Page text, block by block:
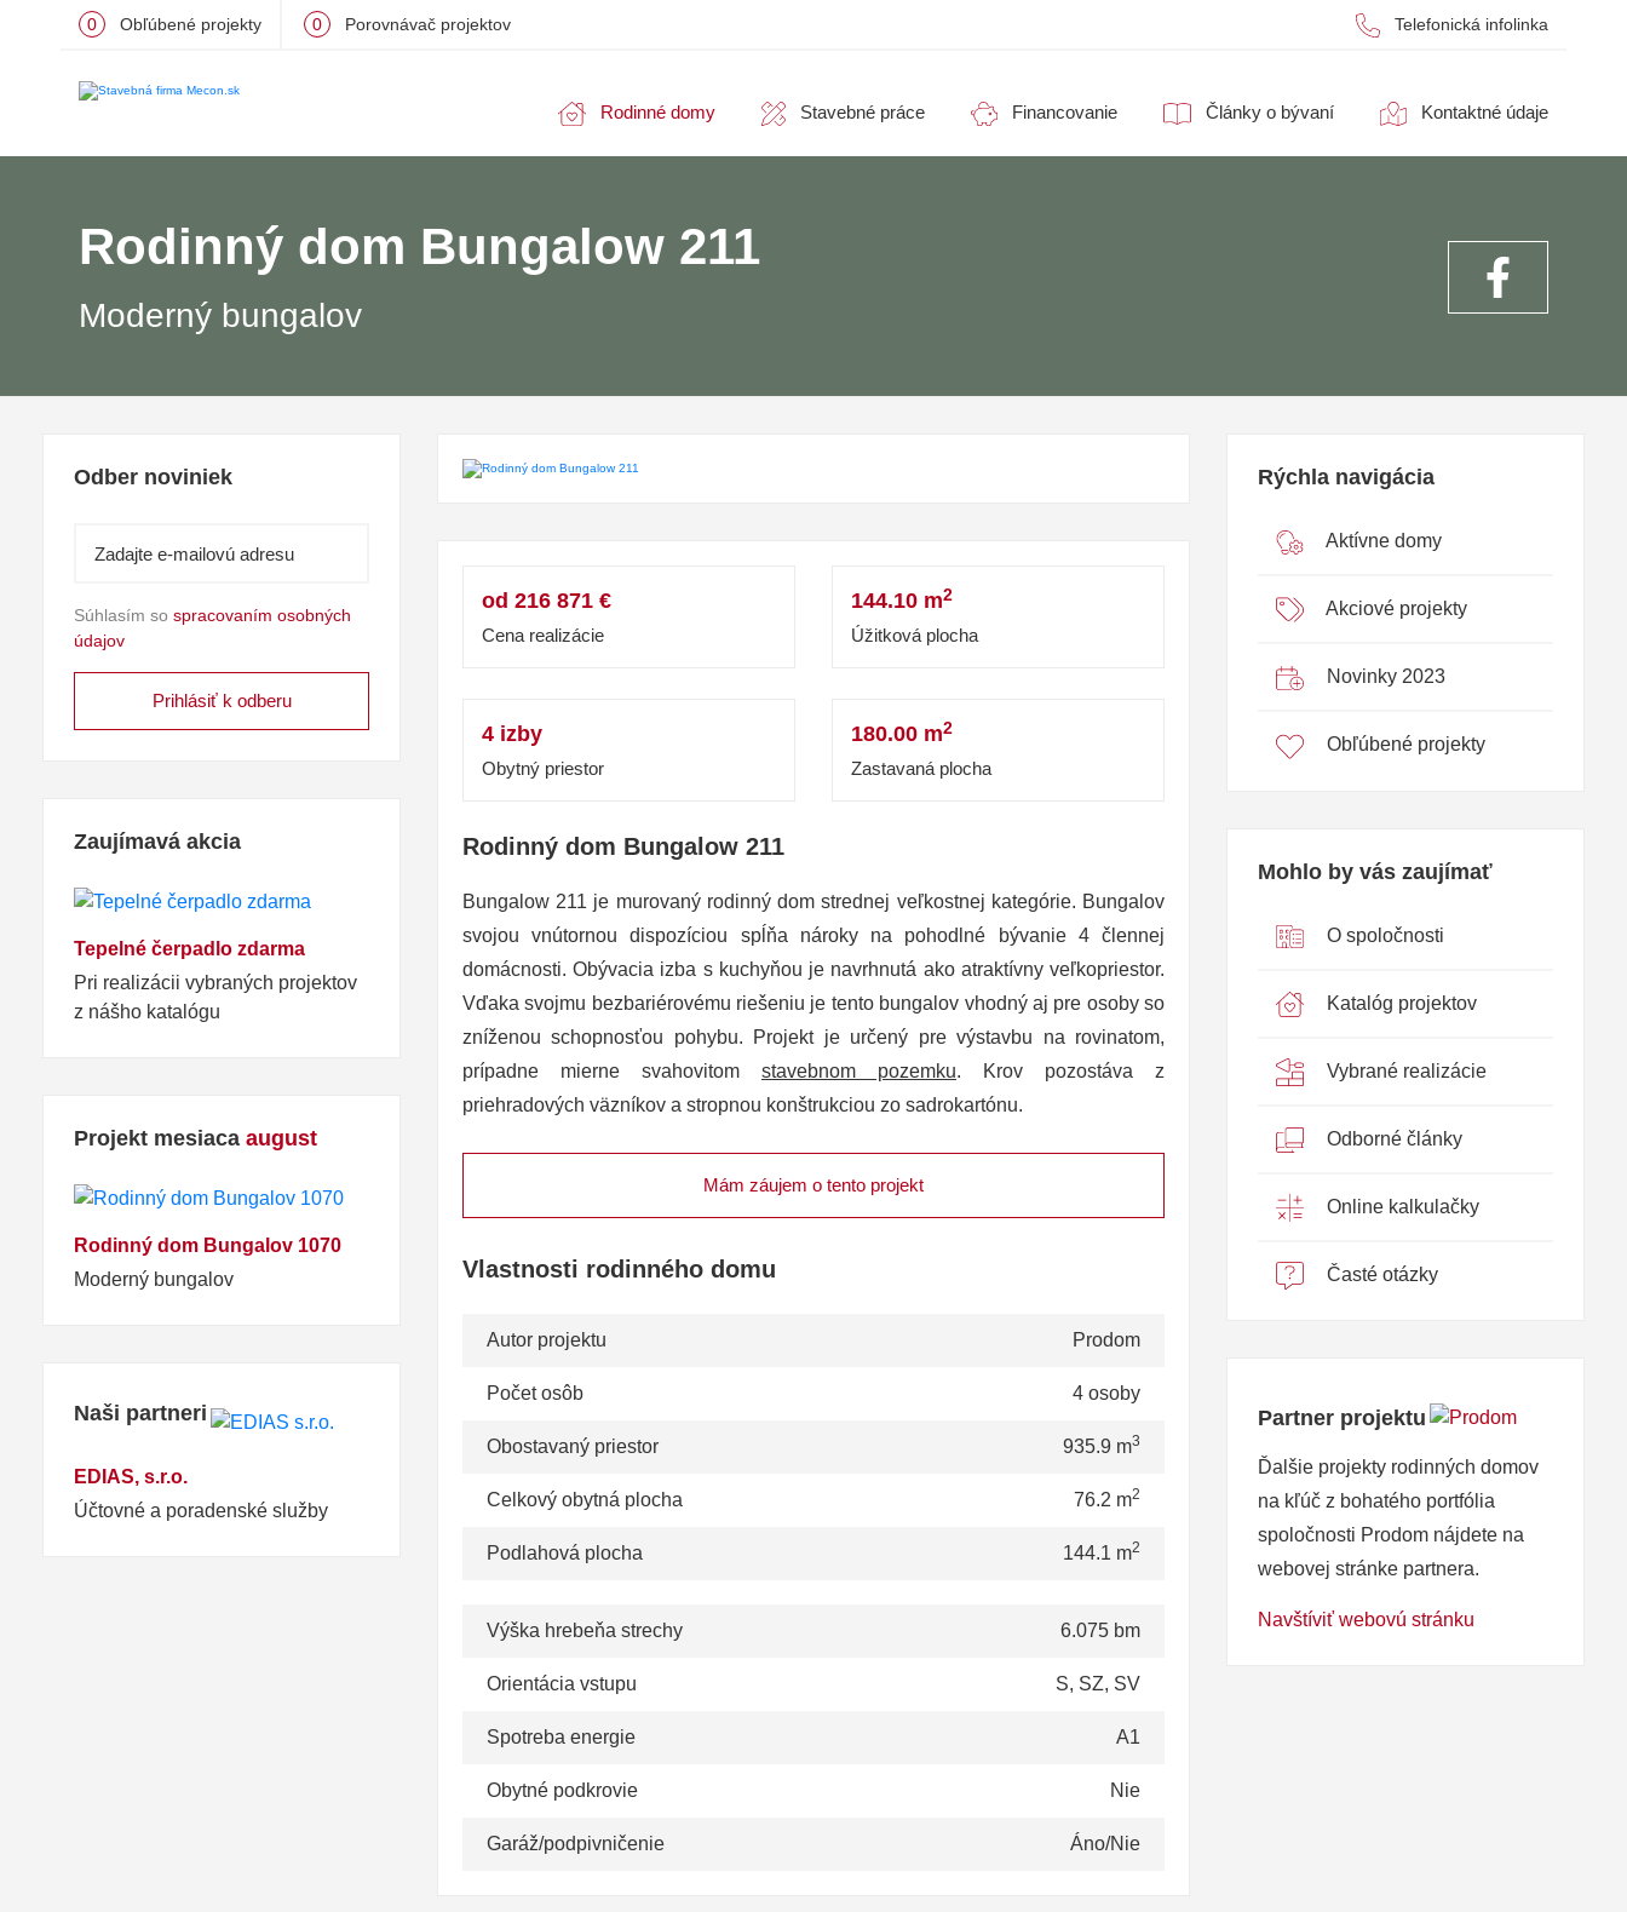
0 Obľúbené projekty 0 Porovnávač projektov Telefonická infolinka
Rodinné domy Stavebné práce Financovanie Články o bývaní Kontaktné údaje
Rodinný dom Bungalow 211
Moderný bungalov
Odber noviniek
Súhlasím so spracovaním osobných
údajov
Zaujímavá akcia
Tepelné čerpadlo zdarma
Pri realizácii vybraných projektov
z nášho katalógu
Projekt mesiaca august
Rodinný dom Bungalov 1070
Moderný bungalov
Naši partneri
EDIAS, s.r.o.
Účtovné a poradenské služby
od 216 871 €
Cena realizácie
144.10 m2
Úžitková plocha
4 izby
Obytný priestor
180.00 m2
Zastavaná plocha
Rodinný dom Bungalow 211
Bungalow 211 je murovaný rodinný dom strednej veľkostnej kategórie. Bungalov
svojou vnútornou dispozíciou spĺňa nároky na pohodlné bývanie 4 člennej
domácnosti. Obývacia izba s kuchyňou je navrhnutá ako atraktívny veľkopriestor.
Vďaka svojmu bezbariérovému riešeniu je tento bungalov vhodný aj pre osoby so
zníženou schopnosťou pohybu. Projekt je určený pre výstavbu na rovinatom,
prípadne mierne svahovitom stavebnom pozemku. Krov pozostáva z
priehradových väzníkov a stropnou konštrukciou zo sadrokartónu.
Mám záujem o tento projekt
Vlastnosti rodinného domu
Autor projektu Prodom
Počet osôb 4 osoby
Obostavaný priestor 935.9 m3
Celkový obytná plocha 76.2 m2
Podlahová plocha 144.1 m2
Výška hrebeňa strechy 6.075 bm
Orientácia vstupu S, SZ, SV
Spotreba energie A1
Obytné podkrovie Nie
Garáž/podpivničenie Áno/Nie
Rýchla navigácia
Aktívne domy
Akciové projekty
Novinky 2023
Obľúbené projekty
Mohlo by vás zaujímať
O spoločnosti
Katalóg projektov
Vybrané realizácie
Odborné články
Online kalkulačky
Časté otázky
Partner projektu
Ďalšie projekty rodinných domov
na kľúč z bohatého portfólia
spoločnosti Prodom nájdete na
webovej stránke partnera.
Navštíviť webovú stránku